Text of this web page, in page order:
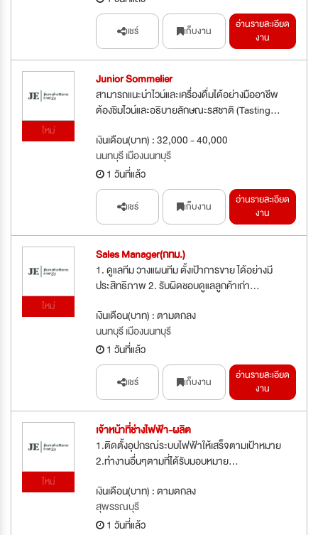
แชร์ เก็บงาน
อ่านรายละเอียด
งาน
ใหม่
Junior Sommelier
สามารถแนะนำไวน์และเครื่องดื่มได้อย่างมืออาชีพ
ต้องชิมไวน์และอธิบายลักษณะรสชาติ (Tasting...
เงินเดือน(บาท) : 32,000 - 40,000
นนทบุรี เมืองนนทบุรี
1 วันที่แล้ว
แชร์ เก็บงาน
อ่านรายละเอียด
งาน
ใหม่
Sales Manager(กทม.)
1. ดูแลทีม วางแผนทีม ตั้งเป้าการขาย ได้อย่างมี
ประสิทธิภาพ 2. รับผิดชอบดูแลลูกค้าเก่า...
เงินเดือน(บาท) : ตามตกลง
นนทบุรี เมืองนนทบุรี
1 วันที่แล้ว
แชร์ เก็บงาน
อ่านรายละเอียด
งาน
ใหม่
เจ้าหน้าที่ช่างไฟฟ้า-ผลิต
1.ติดตั้งอุปกรณ์ระบบไฟฟ้าให้เสร็จตามเป้าหมาย
2.ทำงานอื่นๆตามที่ได้รับมอบหมาย...
เงินเดือน(บาท) : ตามตกลง
สุพรรณบุรี
1 วันที่แล้ว